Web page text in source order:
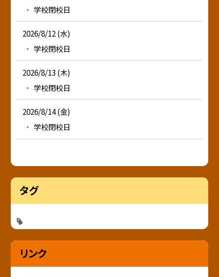
学校閉校日
2026/8/12 (水)
学校閉校日
2026/8/13 (木)
学校閉校日
2026/8/14 (金)
学校閉校日
タグ
リンク